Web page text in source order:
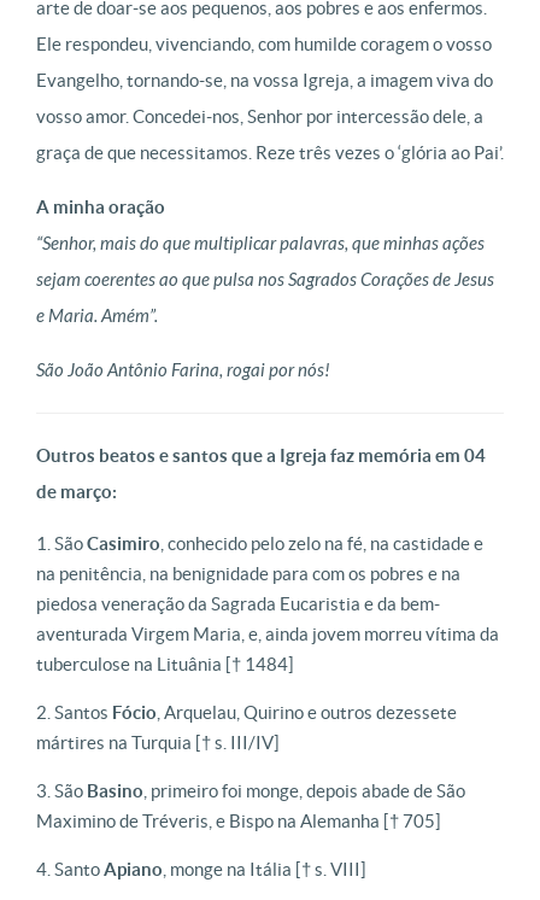
arte de doar-se aos pequenos, aos pobres e aos enfermos.
Ele respondeu, vivenciando, com humilde coragem o vosso
Evangelho, tornando-se, na vossa Igreja, a imagem viva do
vosso amor. Concedei-nos, Senhor por intercessão dele, a
graça de que necessitamos. Reze três vezes o ‘glória ao Pai’.
A minha oração
“Senhor, mais do que multiplicar palavras, que minhas ações
sejam coerentes ao que pulsa nos Sagrados Corações de Jesus
e Maria. Amém”.
São João Antônio Farina, rogai por nós!
Outros beatos e santos que a Igreja faz memória em 04
de março:
SãoCasimiro , conhecido pelo zelo na fé, na castidade e
na penitência, na benignidade para com os pobres e na
piedosa veneração da Sagrada Eucaristia e da bem-
aventurada Virgem Maria, e, ainda jovem morreu vítima da
tuberculose na Lituânia [† 1484]
Santos Fócio , Arquelau, Quirino e outros dezessete
mártires na Turquia [† s. III/IV]
São Basino , primeiro foi monge, depois abade de São
Maximino de Tréveris, e Bispo na Alemanha [† 705]
SantoApiano , monge na Itália [† s. VIII]